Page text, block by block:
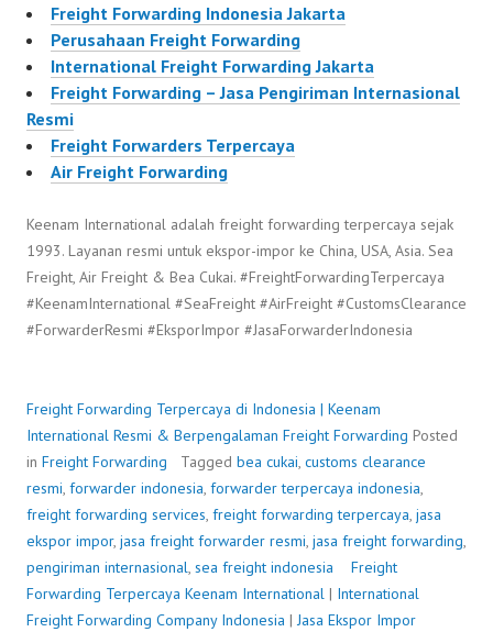
Freight Forwarding Indonesia Jakarta
Perusahaan Freight Forwarding
International Freight Forwarding Jakarta
Freight Forwarding – Jasa Pengiriman Internasional
Resmi
Freight Forwarders Terpercaya
Air Freight Forwarding
Keenam International adalah freight forwarding terpercaya sejak
1993. Layanan resmi untuk ekspor-impor ke China, USA, Asia. Sea
Freight, Air Freight & Bea Cukai. #FreightForwardingTerpercaya
#KeenamInternational #SeaFreight #AirFreight #CustomsClearance
#ForwarderResmi #EksporImpor #JasaForwarderIndonesia
Freight Forwarding Terpercaya di Indonesia | Keenam
International Resmi & Berpengalaman Freight Forwarding Posted
in Freight Forwarding Tagged bea cukai, customs clearance
resmi, forwarder indonesia, forwarder terpercaya indonesia,
freight forwarding services, freight forwarding terpercaya, jasa
ekspor impor, jasa freight forwarder resmi, jasa freight forwarding,
pengiriman internasional, sea freight indonesia
Freight
Forwarding Terpercaya P
o
b
y
Keenam International | International
Freight Forwarding Company Indonesia |Jasa Ekspor Impor